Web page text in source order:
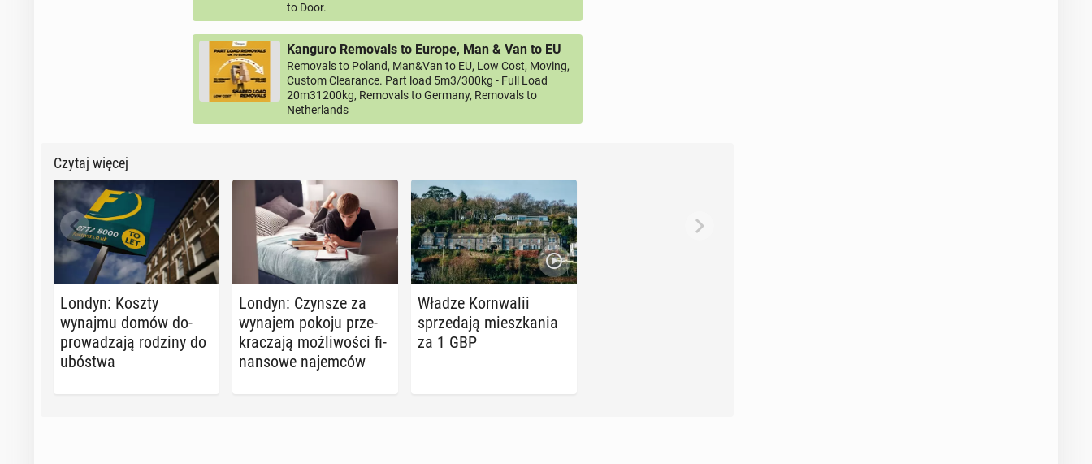
to Door.
Kanguro Removals to Europe, Man & Van to EU
Removals to Poland, Man&Van to EU, Low Cost, Moving,
Custom Clearance. Part load 5m3/300kg - Full Load
20m31200kg, Removals to Germany, Removals to
Netherlands
Czytaj więcej
Londyn: Koszty
wynajmu domów do­
pro­wa­dza­ją rodziny do
ubóstwa
Londyn: Czynsze za
wynajem pokoju prze­
kra­cza­ją moż­li­wo­ści fi­
nan­so­we na­jem­ców
Władze Korn­wa­lii
sprze­da­ją miesz­ka­nia
za 1 GBP